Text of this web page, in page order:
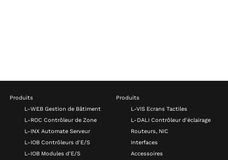
Produits
L-WEB Gestion de Bâtiment
L-ROC Contrôleur de Zone
L-INX Automate Serveur
L-IOB Contrôleurs d'E/S
L-IOB Modules d'E/S
Produits
L-VIS Ecrans Tactiles
L-DALI Contrôleur d'éclairage
Routeurs, NIC
Interfaces
Accessoires